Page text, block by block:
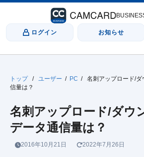
ログイン お知らせ
トップ / ユーザー / PC /
名刺アップロード/
信量は？
名刺アップロード/ダウ
データ通信量は？
2016年10月21日 2022年7月26日